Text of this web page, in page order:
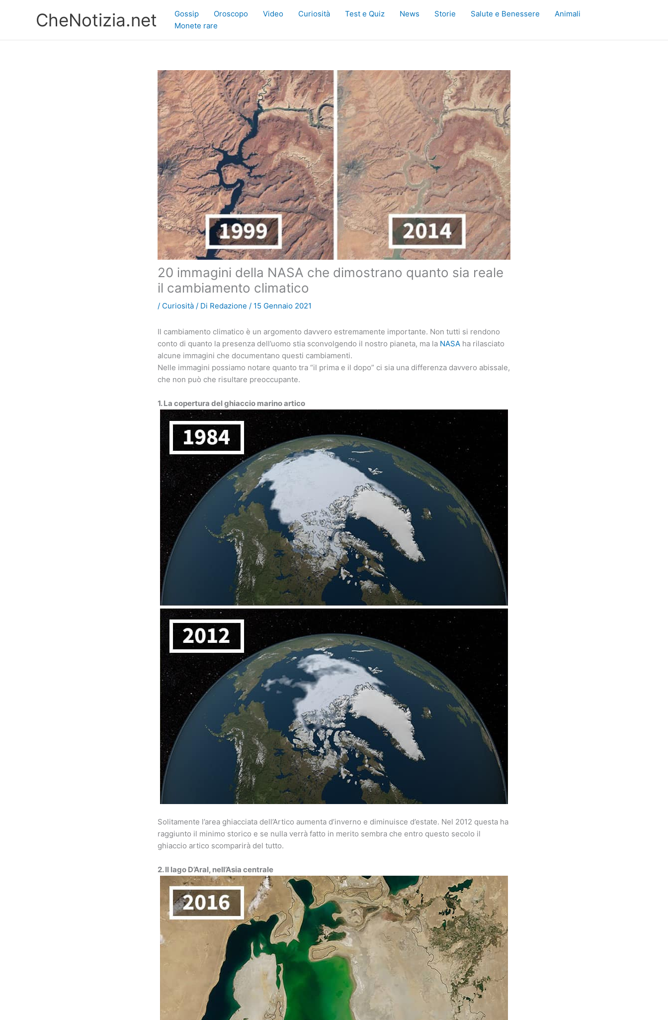
CheNotizia.net Gossip Oroscopo Video Curiosità Test e Quiz News Storie Salute e Benessere
Animali
Monete rare
20 immagini della NASA che dimostrano quanto sia reale
il cambiamento climatico
/ Curiosità / Di Redazione / 15 Gennaio 2021
Il cambiamento climatico è un argomento davvero estremamente importante. Non tutti si rendono
conto di quanto la presenza dell’uomo stia sconvolgendo il nostro pianeta, ma la NASA ha rilasciato
alcune immagini che documentano questi cambiamenti.
Nelle immagini possiamo notare quanto tra “il prima e il dopo” ci sia una differenza davvero abissale,
che non può che risultare preoccupante.
1. La copertura del ghiaccio marino artico
Solitamente l’area ghiacciata dell’Artico aumenta d’inverno e diminuisce d’estate. Nel 2012 questa ha
raggiunto il minimo storico e se nulla verrà fatto in merito sembra che entro questo secolo il
ghiaccio artico scomparirà del tutto.
2. Il lago D’Aral, nell’Asia centrale